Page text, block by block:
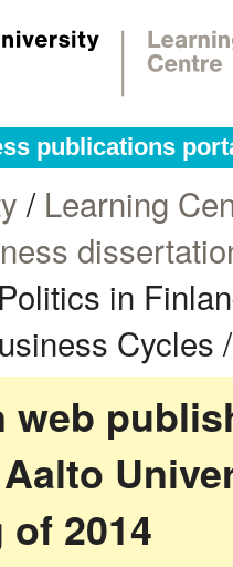
publications
/ Learning
in
Cycles
web
2014